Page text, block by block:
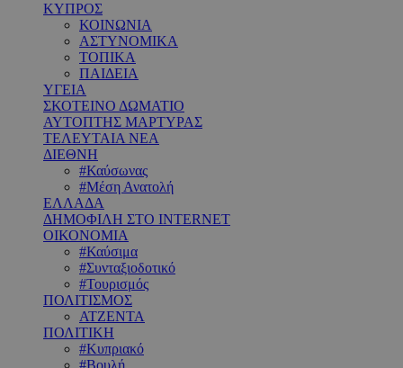
ΚΥΠΡΟΣ
ΚΟΙΝΩΝΙΑ
ΑΣΤΥΝΟΜΙΚΑ
ΤΟΠΙΚΑ
ΠΑΙΔΕΙΑ
ΥΓΕΙΑ
ΣΚΟΤΕΙΝΟ ΔΩΜΑΤΙΟ
ΑΥΤΟΠΤΗΣ ΜΑΡΤΥΡΑΣ
ΤΕΛΕΥΤΑΙΑ ΝΕΑ
ΔΙΕΘΝΗ
#Καύσωνας
#Μέση Ανατολή
ΕΛΛΑΔΑ
ΔΗΜΟΦΙΛΗ ΣΤΟ INTERNET
ΟΙΚΟΝΟΜΙΑ
#Καύσιμα
#Συνταξιοδοτικό
#Τουρισμός
ΠΟΛΙΤΙΣΜΟΣ
ΑΤΖΕΝΤΑ
ΠΟΛΙΤΙΚΗ
#Κυπριακό